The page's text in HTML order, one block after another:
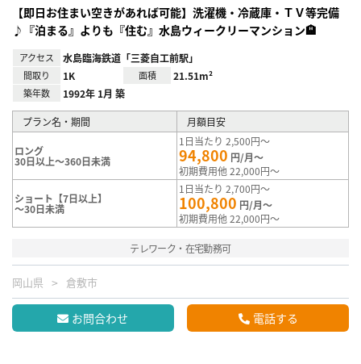
【即日お住まい空きがあれば可能】洗濯機・冷蔵庫・ＴＶ等完備
♪『泊まる』よりも『住む』水島ウィークリーマンション🏨
アクセス 水島臨海鉄道「三菱自工前駅」
間取り 1K 面積 21.51m²
築年数 1992年 1月 築
プラン名・期間 月額目安
ロング
30日以上～360日未満
1日当たり 2,500円～
94,800 円/月～
初期費用他 22,000円～
ショート【7日以上】
～30日未満
1日当たり 2,700円～
100,800 円/月～
初期費用他 22,000円～
テレワーク・在宅勤務可
岡山県 倉敷市
お問合わせ 電話する